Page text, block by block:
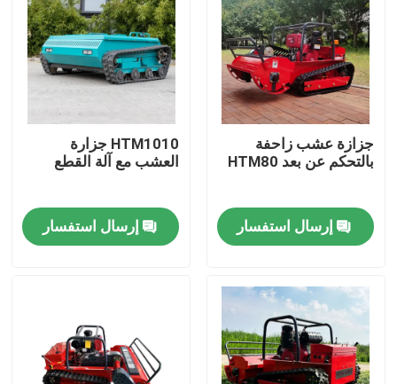
منزل
حول بنا
جزازة عشب زاحفة
بالتحكم عن بعد HTM80
إرسال استفسار
HTM1010 جزارة
العشب مع آلة القطع
إرسال استفسار